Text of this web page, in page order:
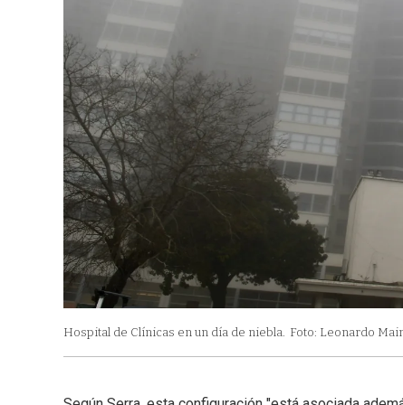
Hospital de Clínicas en un día de niebla. Foto: Leonardo